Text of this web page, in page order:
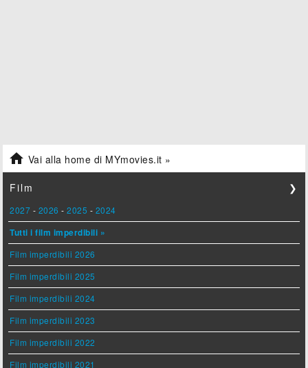
 Vai alla home di MYmovies.it »
Film ❯
2027 - 2026 -2025 - 2024
Tutti i film imperdibili »
Film imperdibili 2026
Film imperdibili 2025
Film imperdibili 2024
Film imperdibili 2023
Film imperdibili 2022
Film imperdibili 2021